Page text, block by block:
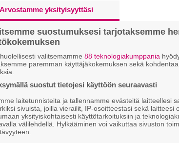
Arvostamme yksityisyyttäsi
suostumuksesi tarjotaksemme
valitsemamme 88 teknologiakumppania
paremman käyttäjäkokemuksen sekä
suostut tietojesi käyttöön seuraavasti
laitetunnisteita ja tallennamme evästeitä laitteellesi
sivuista, joilla vierailit, IP-osoitteestasi sekä laitteesi
yksityiskohtaisesti käyttötarkoituksiin ja
välilehdellä. Hylkääminen voi vaikuttaa sivuston